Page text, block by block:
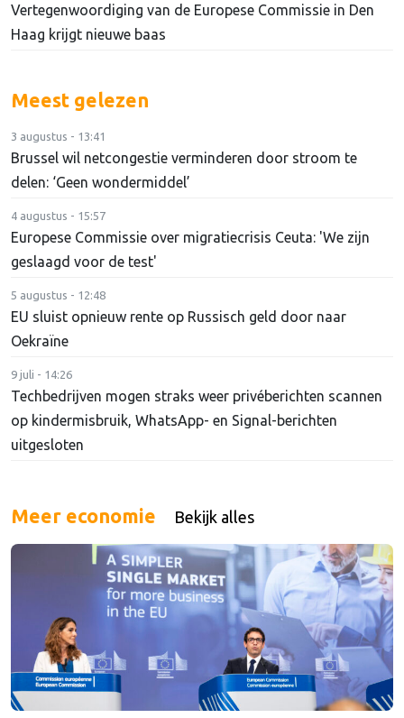
Vertegenwoordiging van de Europese Commissie in Den
Haag krijgt nieuwe baas
Meest gelezen
3 augustus - 13:41
Brussel wil netcongestie verminderen door stroom te
delen: ‘Geen wondermiddel’
4 augustus - 15:57
Europese Commissie over migratiecrisis Ceuta: 'We zijn
geslaagd voor de test'
5 augustus - 12:48
EU sluist opnieuw rente op Russisch geld door naar
Oekraïne
9 juli - 14:26
Techbedrijven mogen straks weer privéberichten scannen
op kindermisbruik, WhatsApp- en Signal-berichten
uitgesloten
Meer economie Bekijk alles